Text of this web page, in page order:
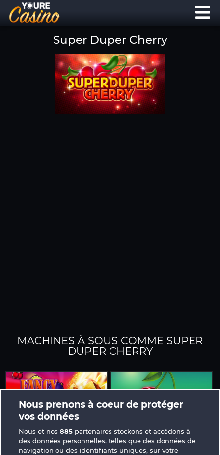
Super Duper Cherry
MACHINES À SOUS COMME SUPER
DUPER CHERRY
Fancy Fruits RoAR Fruits First Diamond Treasures
Nous prenons à coeur de protéger
vos données
Nous et nos885 partenaires stockons et accédons à
des données personnelles, telles que des données de
navigation ou des identifiants uniques, sur votre